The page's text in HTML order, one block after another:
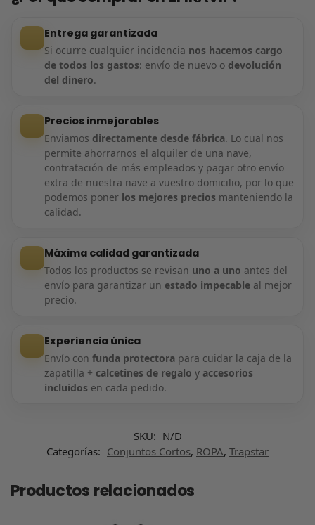
Entrega garantizada
Si ocurre cualquier incidencia nos hacemos cargo
de todos los gastos: envío de nuevo o devolución
del dinero.
Precios inmejorables
Enviamos directamente desde fábrica. Lo cual nos
permite ahorrarnos el alquiler de una nave,
contratación de más empleados y pagar otro envío
extra de nuestra nave a vuestro domicilio, por lo que
podemos poner los mejores precios manteniendo la
calidad.
Máxima calidad garantizada
Todos los productos se revisan uno a uno antes del
envío para garantizar un estado impecableal mejor
precio.
Experiencia única
Envío con funda protectorapara cuidar la caja de la
zapatilla + calcetines de regalo y accesorios
incluidos en cada pedido.
SKU: N/D
Categorías: Conjuntos Cortos, ROPA, Trapstar
Productos relacionados